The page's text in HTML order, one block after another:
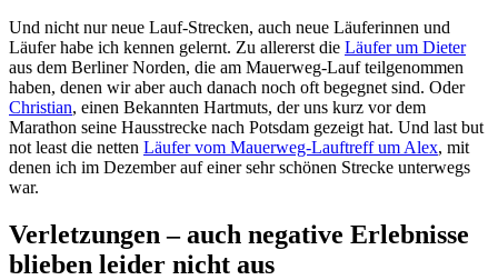
Und nicht nur neue Lauf-Strecken, auch neue Läuferinnen und
Läufer habe ich kennen gelernt. Zu allererst die Läufer um Dieter
aus dem Berliner Norden, die am Mauerweg-Lauf teilgenommen
haben, denen wir aber auch danach noch oft begegnet sind. Oder
Christian, einen Bekannten Hartmuts, der uns kurz vor dem
Marathon seine Hausstrecke nach Potsdam gezeigt hat. Und last but
not least die netten Läufer vom Mauerweg-Lauftreff um Alex, mit
denen ich im Dezember auf einer sehr schönen Strecke unterwegs
war.
Verletzungen – auch negative Erlebnisse
blieben leider nicht aus